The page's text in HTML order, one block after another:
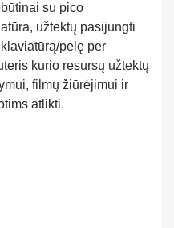
su pico
užtektų pasijungti
pelę per
kurio resursų užtektų
filmų žiūrėjimui ir
atlikti.